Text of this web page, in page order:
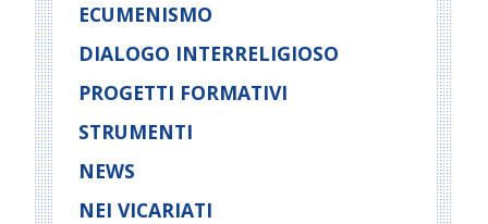
ECUMENISMO
DIALOGO INTERRELIGIOSO
PROGETTI FORMATIVI
STRUMENTI
NEWS
NEI VICARIATI